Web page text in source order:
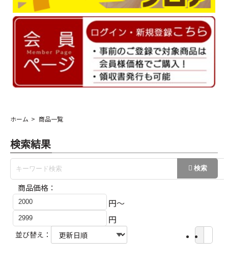
ホーム 商品一覧
検索結果
商品価格：
円～
円
並び替え：